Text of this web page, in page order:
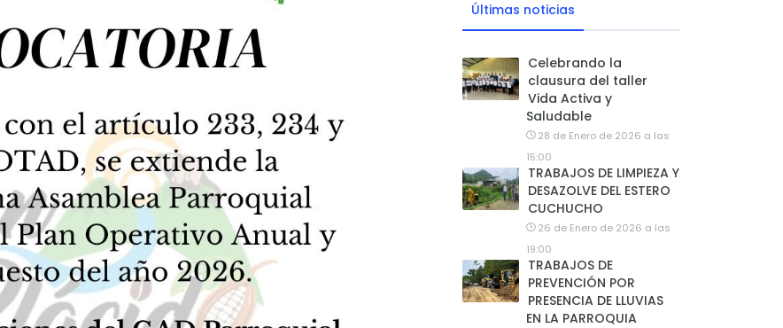
Últimas noticias
Celebrando la
clausura del taller
Vida Activa y
Saludable
28 de Enero de 2026 a las
15:00
TRABAJOS DE LIMPIEZA Y
DESAZOLVE DEL ESTERO
CUCHUCHO
26 de Enero de 2026 a las
19:00
TRABAJOS DE
PREVENCIÓN POR
PRESENCIA DE LLUVIAS
EN LA PARROQUIA